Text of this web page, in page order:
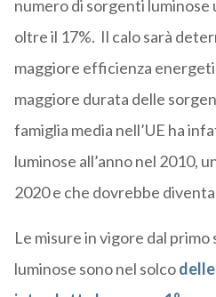
numero di sorgenti
oltre il 17%. Il calo sarà
maggiore efficienza
maggiore durata delle
famiglia media nell’UE ha
luminose all’anno nel 2010,
2020 e che dovrebbe
Le misure in vigore dal
luminose sono nel solco